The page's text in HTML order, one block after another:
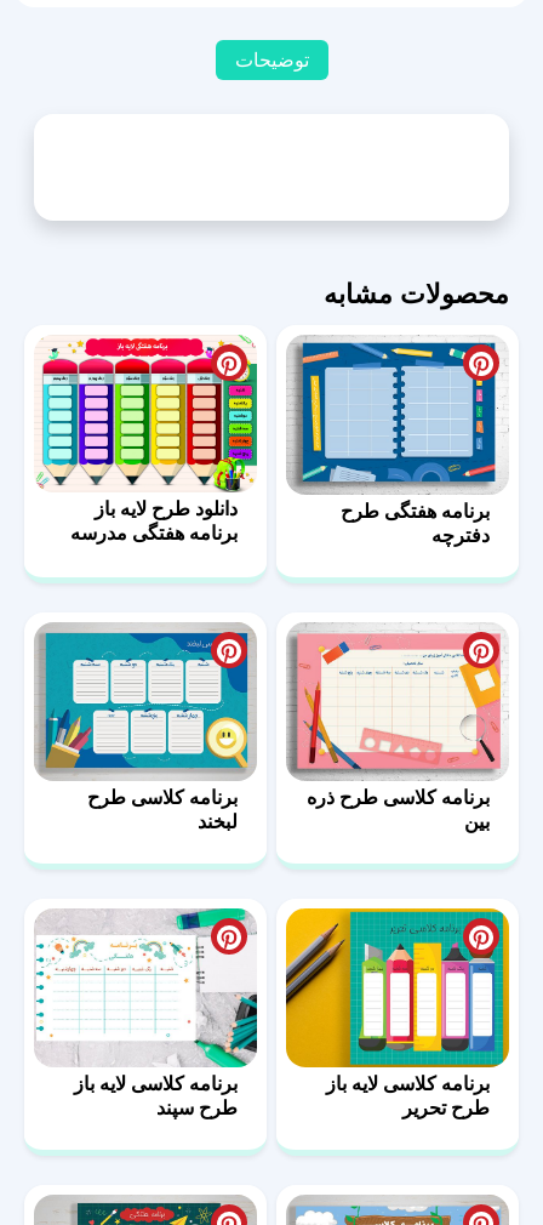
توضیحات
محصولات مشابه
برنامه هفتگی طرح
دفترچه
دانلود طرح لایه باز
برنامه هفتگی مدرسه
برنامه کلاسی طرح ذره
بین
برنامه کلاسی طرح
لبخند
برنامه کلاسی لایه باز
طرح تحریر
برنامه کلاسی لایه باز
طرح سپند